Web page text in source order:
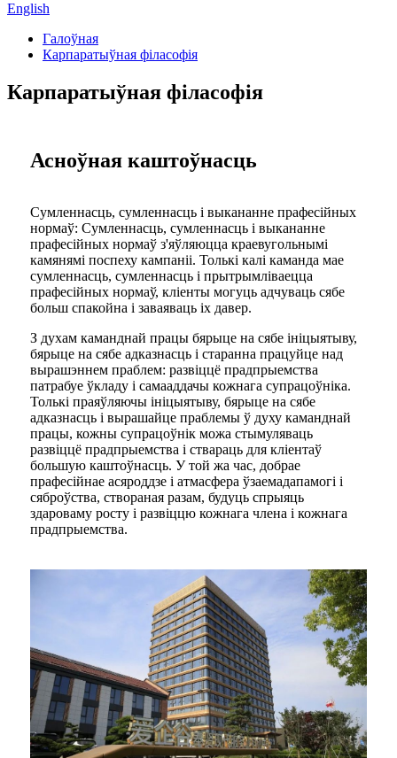
English
Галоўная
Карпаратыўная філасофія
Карпаратыўная філасофія
Асноўная каштоўнасць
Сумленнасць, сумленнасць і выкананне прафесійных
нормаў: Сумленнасць, сумленнасць і выкананне
прафесійных нормаў з'яўляюцца краевугольнымі
камянямі поспеху кампаніі. Толькі калі каманда мае
сумленнасць, сумленнасць і прытрымліваецца
прафесійных нормаў, кліенты могуць адчуваць сябе
больш спакойна і заваяваць іх давер.
З духам каманднай працы бярыце на сябе ініцыятыву,
бярыце на сябе адказнасць і старанна працуйце над
вырашэннем праблем: развіццё прадпрыемства
патрабуе ўкладу і самааддачы кожнага супрацоўніка.
Толькі праяўляючы ініцыятыву, бярыце на сябе
адказнасць і вырашайце праблемы ў духу каманднай
працы, кожны супрацоўнік можа стымуляваць
развіццё прадпрыемства і ствараць для кліентаў
большую каштоўнасць. У той жа час, добрае
прафесійнае асяроддзе і атмасфера ўзаемадапамогі і
сяброўства, створаная разам, будуць спрыяць
здароваму росту і развіццю кожнага члена і кожнага
прадпрыемства.